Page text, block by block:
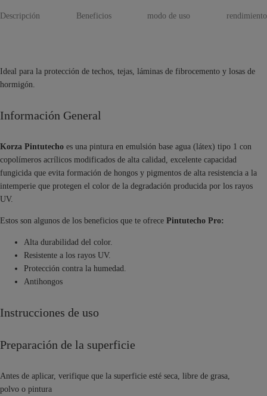
Descripción Beneficios modo de uso rendimiento
Ideal para la protección de techos, tejas, láminas de fibrocemento y losas de
hormigón.
Información General
Korza Pintutecho es una pintura en emulsión base agua (látex) tipo 1 con
copolímeros acrílicos modificados de alta calidad, excelente capacidad
fungicida que evita formación de hongos y pigmentos de alta resistencia a la
intemperie que protegen el color de la degradación producida por los rayos
UV.
Estos son algunos de los beneficios que te ofrece Pintutecho Pro:
Alta durabilidad del color.
Resistente a los rayos UV.
Protección contra la humedad.
Antihongos
Instrucciones de uso
Preparación de la superficie
Antes de aplicar, verifique que la superficie esté seca, libre de grasa,
polvo o pintura